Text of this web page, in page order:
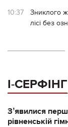
10:37
Зниклого
лісі без
І-СЕРФІНГ
Зʼявилися
рівненській